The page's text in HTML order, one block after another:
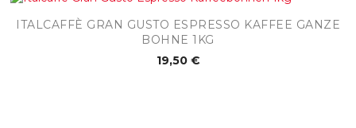
ITALCAFFÈ GRAN GUSTO ESPRESSO KAFFEE GANZE
BOHNE 1KG
19,50 €